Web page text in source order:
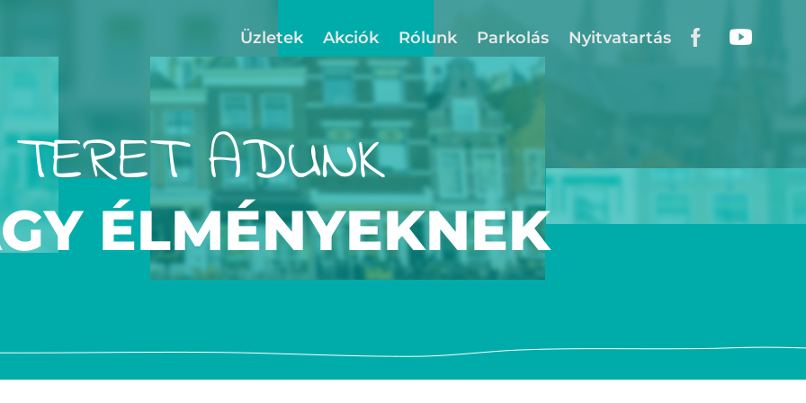
Üzletek Akciók Rólunk Parkolás Nyitvatartás
TERET ADUNK
ÉLMÉNYEKNEK